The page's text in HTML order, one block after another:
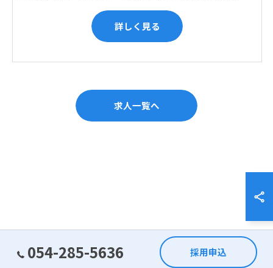
詳しく見る
求人一覧へ
054-285-5636 採用申込